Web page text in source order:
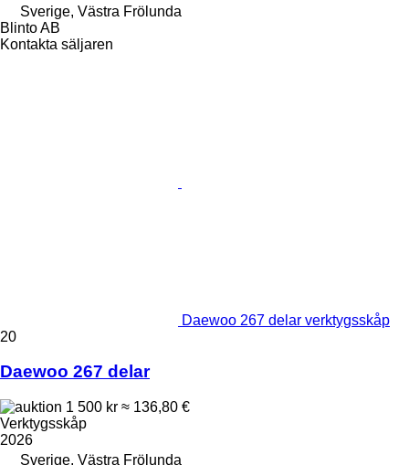
Sverige, Västra Frölunda
Blinto AB
Kontakta säljaren
Daewoo 267 delar verktygsskåp
20
Daewoo 267 delar
1 500 kr ≈ 136,80 €
Verktygsskåp
2026
Sverige, Västra Frölunda